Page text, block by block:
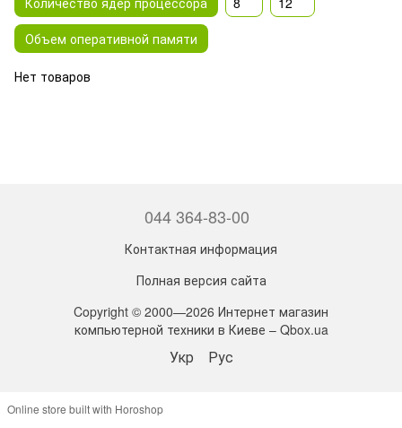
Объем оперативной памяти
Нет товаров
044 364-83-00
Контактная информация
Полная версия сайта
Copyright © 2000—2026 Интернет магазин
компьютерной техники в Киеве – Qbox.ua
Укр Рус
Online store built with Horoshop